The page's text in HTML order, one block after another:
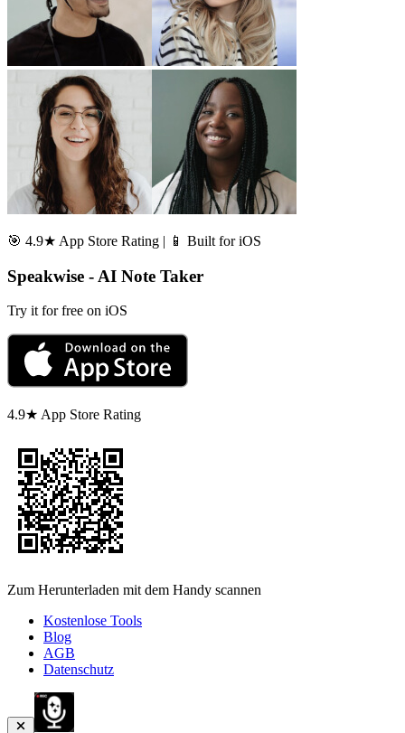
🎯 4.9★ App Store Rating | 📱 Built for iOS
Speakwise - AI Note Taker
Try it for free on iOS
4.9★ App Store Rating
Zum Herunterladen mit dem Handy scannen
Kostenlose Tools
Blog
AGB
Datenschutz